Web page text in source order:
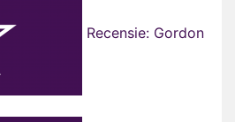
Recensie: Gordon